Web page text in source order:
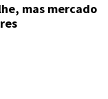
mas mercado